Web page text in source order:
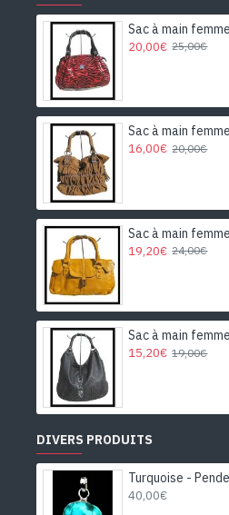
20,00€ 25,00€
Sac à main
16,00€ 20,00€
19,20€ 24,00€
Sac à main
15,20€ 19,00€
DIVERS PRODUITS
40,00€